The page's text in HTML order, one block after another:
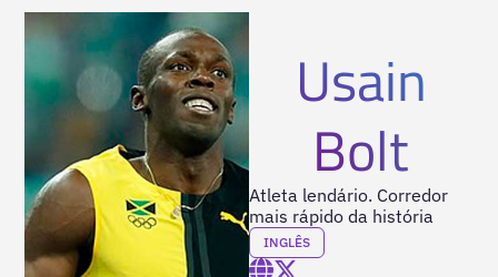
Usain
Bolt
Atleta lendário. Corredor
mais rápido da história
INGLÊS